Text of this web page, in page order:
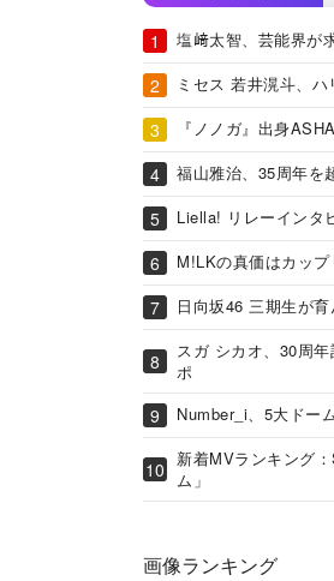
塩﨑太智、芸能界が
ミセス 若井滉斗、
『ノノガ』出身
福山雅治、35周年を
Liella! リレーインタ
M!LKの真価はカッ
日向坂46 三期生が
スガ シカオ、30周
ポ
Number_i、5大ドー
新着MVランキング
ム」
画像ランキング